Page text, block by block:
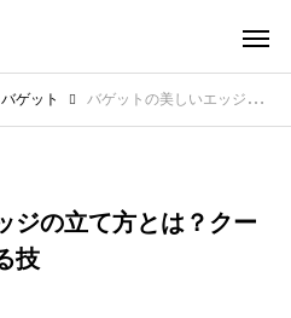
ゲット バゲットの美しいエッジの立て方とは？クープをパックリ開かせる技
ジの立て方とは？クー
技